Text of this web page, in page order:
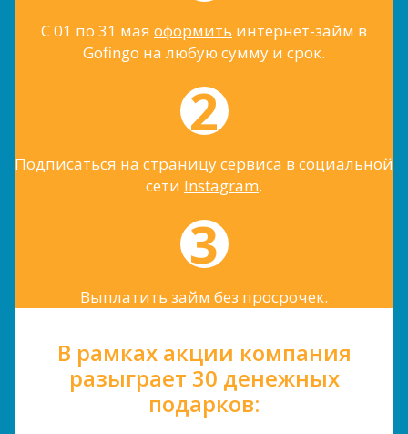
С 01 по 31 мая оформить интернет-займ в
Gofingo на любую сумму и срок.
Подписаться на страницу сервиса в социальной
сети Instagram.
Выплатить займ без просрочек.
В рамках акции компания
разыграет 30 денежных
подарков: